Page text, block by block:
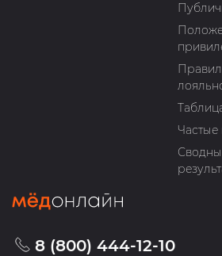
8 (800) 444-12-10